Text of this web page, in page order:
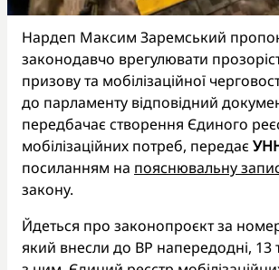
Нардеп Максим Заремський
законодавчо врегулювати
призову та мобілізаційної
до парламенту відповідний
передбачає створення Єдиного
мобілізаційних потреб, передає
посиланням на пояснювальну
закону.
Йдеться про законопроєкт за
який внесли до ВР напередодні, 13